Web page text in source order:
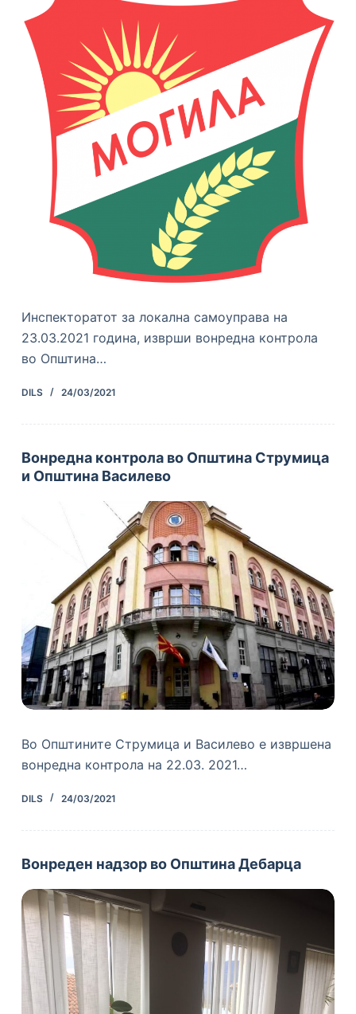
Инспекторатот за локална самоуправа на
23.03.2021 година, изврши вонредна контрола
во Општина…
DILS 24/03/2021
Вонредна контрола во Општина Струмица
и Општина Василевo
Во Општините Струмица и Василевo е извршена
вонредна контрола на 22.03. 2021…
DILS 24/03/2021
Вонреден надзор во Општина Дебарца